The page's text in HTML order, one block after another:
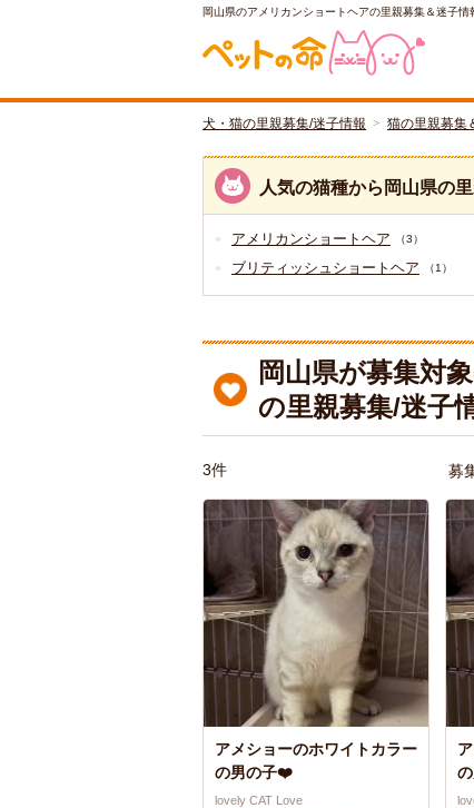
岡山県のアメリカンショートヘアの里親募集＆迷子情
犬・猫の里親募集/迷子情報 猫の里親募集
人気の猫種から岡山県の
アメリカンショートヘア （3）
ブリティッシュショートヘア （1）
岡山県が募集対
の里親募集/迷子
3件 募
アメショーのホワイトカラー
の男の子❤️
lovely CAT Love